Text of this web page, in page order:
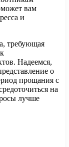
вам
и
требующая
Надеемся,
о
прощания с
на
лучше